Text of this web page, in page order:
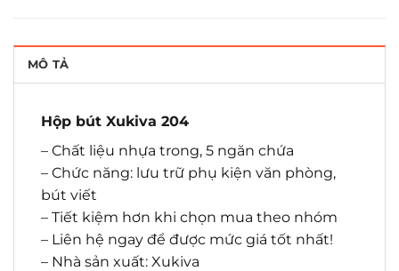
MÔ TẢ
Hộp bút Xukiva 204
– Chất liệu nhựa trong, 5 ngăn chứa
– Chức năng: lưu trữ phụ kiện văn phòng,
bút viết
– Tiết kiệm hơn khi chọn mua theo nhóm
– Liên hệ ngay để được mức giá tốt nhất!
– Nhà sản xuất: Xukiva